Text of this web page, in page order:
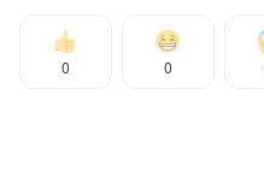
0 0